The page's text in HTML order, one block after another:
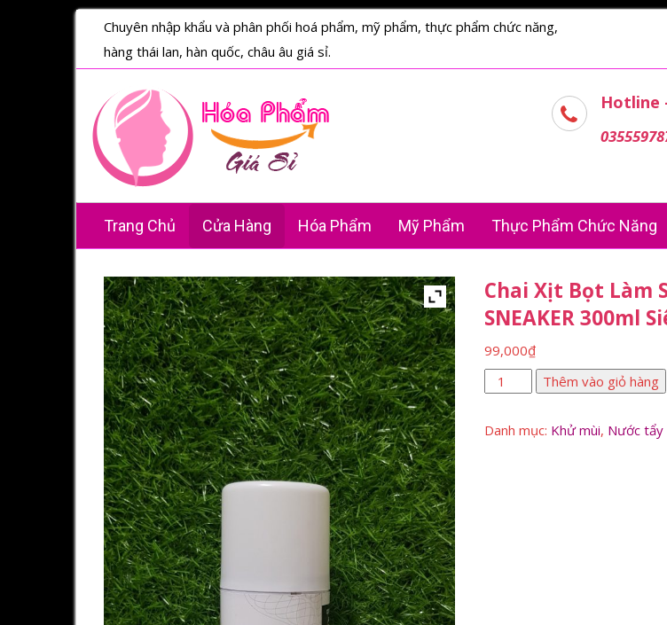
Chuyên nhập khẩu và phân phối hoá phẩm, mỹ phẩm, thực phẩm chức năng,
hàng thái lan, hàn quốc, châu âu giá sỉ.
Hotline
Trang Chủ Cửa Hàng Hóa Phẩm Mỹ Phẩm Thực Phẩm Chức Năng
Chai Xịt Bọt Làm
SNEAKER 300ml
99,000₫
Chai
xịt
làm
Thêm vào giỏ hàng
Danh mục: Khử mùi, Nước tẩy